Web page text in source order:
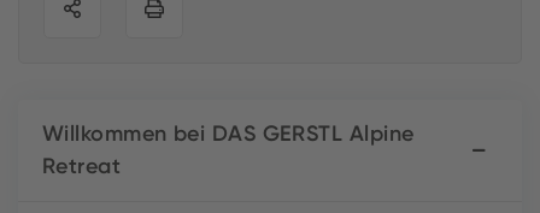
Willkommen bei DAS GERSTL Alpine
Retreat